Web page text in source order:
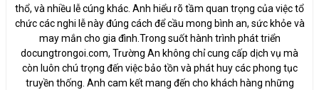
thổ, và nhiều lễ cúng khác. Anh hiểu rõ tầm quan trọng của việc tổ
chức các nghi lễ này đúng cách để cầu mong bình an, sức khỏe và
may mắn cho gia đình.Trong suốt hành trình phát triển
docungtrongoi.com, Trường An không chỉ cung cấp dịch vụ mà
còn luôn chú trọng đến việc bảo tồn và phát huy các phong tục
truyền thống. Anh cam kết mang đến cho khách hàng những